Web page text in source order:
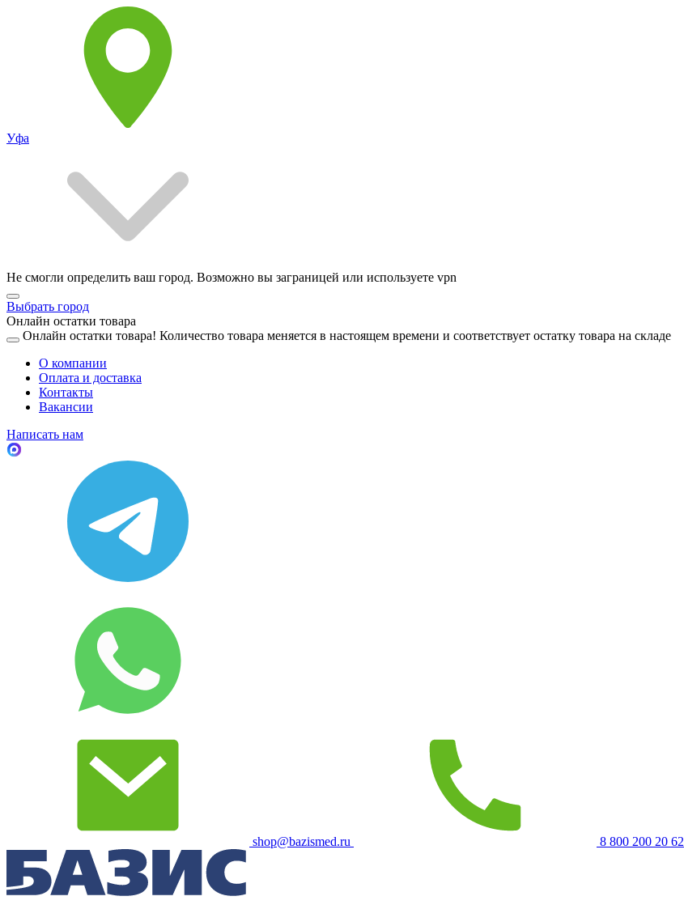
Уфа
Не смогли определить ваш город. Возможно вы заграницей или используете vpn
Выбрать город
Онлайн остатки товара
Онлайн остатки товара! Количество товара меняется в настоящем времени и соответствует остатку товара на складе
О компании
Оплата и доставка
Контакты
Вакансии
Написать нам
shop@bazismed.ru 8 800 200 20 62